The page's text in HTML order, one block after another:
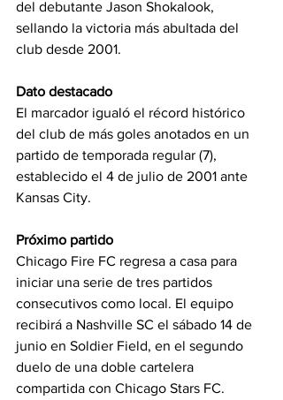
del debutante Jason Shokalook,
sellando la victoria más abultada del
club desde 2001.
Dato destacado
El marcador igualó el récord histórico
del club de más goles anotados en un
partido de temporada regular (7),
establecido el 4 de julio de 2001 ante
Kansas City.
Próximo partido
Chicago Fire FC regresa a casa para
iniciar una serie de tres partidos
consecutivos como local. El equipo
recibirá a Nashville SC el sábado 14 de
junio en Soldier Field, en el segundo
duelo de una doble cartelera
compartida con Chicago Stars FC.